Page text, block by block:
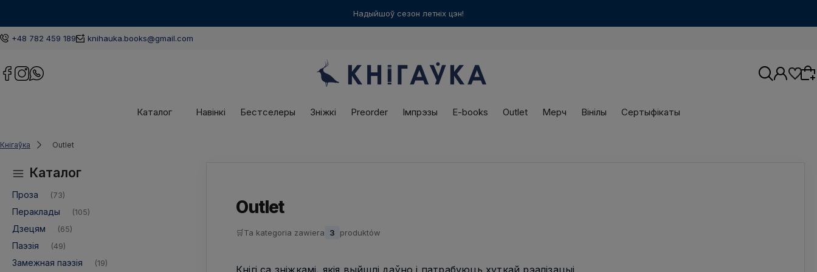
«Кнігаўка»працуе ў нядзелю! З 12:00 да 18:00
+48 782 459 189 knihauka.books@gmail.com
Каталог Навінкі Бестселеры Зніжкі Preorder Імпрэзы E-books Outlet Мерч Вінілы Сертыфікаты
Кнігаўка Outlet
Каталог
Проза (73)
Пераклады (105)
Дзецям (65)
Паэзія (49)
Замежная паэзія (19)
Outlet
🛒Ta kategoria zawiera 3 produktów
Кнігі са зніжкамі, якія выйшлі даўно і патрабуюць хуткай рэалізацыі